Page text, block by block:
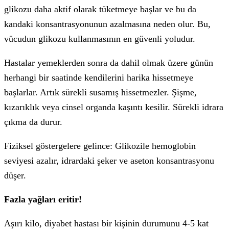
glikozu daha aktif olarak tüketmeye başlar ve bu da
kandaki konsantrasyonunun azalmasına neden olur. Bu,
vücudun glikozu kullanmasının en güvenli yoludur.
Hastalar yemeklerden sonra da dahil olmak üzere günün
herhangi bir saatinde kendilerini harika hissetmeye
başlarlar. Artık sürekli susamış hissetmezler. Şişme,
kızarıklık veya cinsel organda kaşıntı kesilir. Sürekli idrara
çıkma da durur.
Fiziksel göstergelere gelince: Glikozile hemoglobin
seviyesi azalır, idrardaki şeker ve aseton konsantrasyonu
düşer.
Fazla yağları eritir!
Aşırı kilo, diyabet hastası bir kişinin durumunu 4-5 kat